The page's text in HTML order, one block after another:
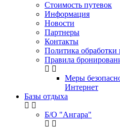
Стоимость путевок
Информация
Новости
Партнеры
Контакты
Политика
Правила
Меры
Интернет
Базы отдыха
Б/О "Ангара"